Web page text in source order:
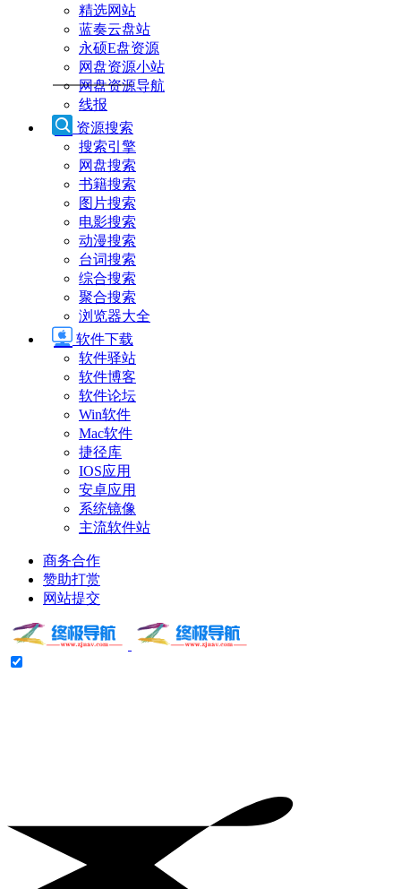
精选网站
蓝奏云盘站
永硕E盘资源
网盘资源小站
网盘资源导航
线报
资源搜索
搜索引擎
网盘搜索
书籍搜索
图片搜索
电影搜索
动漫搜索
台词搜索
综合搜索
聚合搜索
浏览器大全
软件下载
软件驿站
软件博客
软件论坛
Win软件
Mac软件
捷径库
IOS应用
安卓应用
系统镜像
主流软件站
商务合作
赞助打赏
网站提交